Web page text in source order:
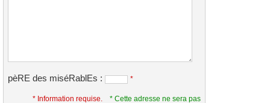
pèRE des miséRablEs : *
* Information requise.
* Cette adresse ne sera pas